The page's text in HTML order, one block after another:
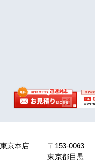
東京本店
〒153-0063
東京都目黒